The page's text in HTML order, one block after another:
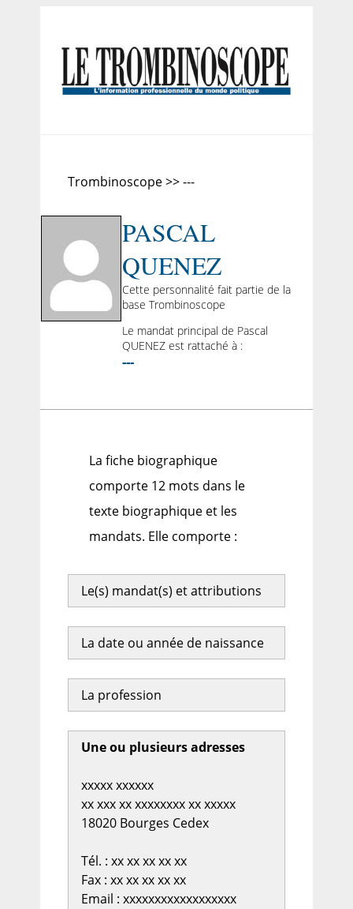
Trombinoscope >> ---
PASCAL
QUENEZ
Cette personnalité fait partie de la
base Trombinoscope
Le mandat principal de Pascal
QUENEZ est rattaché à :
---
La fiche biographique
comporte 12 mots dans le
texte biographique et les
mandats. Elle comporte :
Le(s) mandat(s) et attributions
La date ou année de naissance
La profession
Une ou plusieurs adresses
xxxxx xxxxxx
xx xxx xx xxxxxxxx xx xxxxx
18020 Bourges Cedex
Tél. : xx xx xx xx xx
Fax : xx xx xx xx xx
Email : xxxxxxxxxxxxxxxxxx